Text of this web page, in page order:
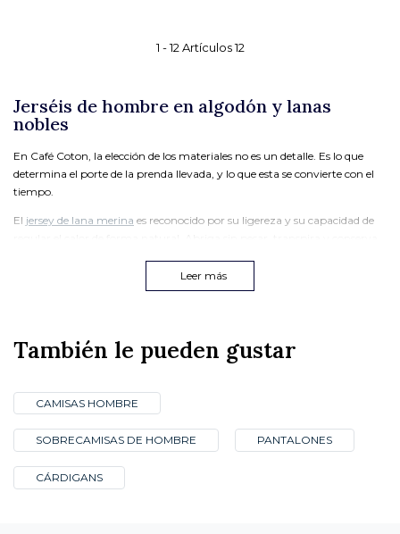
1 -12 Artículos12
Jerséis de hombre en algodón y lanas
nobles
En Café Coton, la elección de los materiales no es un detalle. Es lo que
determina el porte de la prenda llevada, y lo que esta se convierte con el
tiempo.
El jersey de lana merina es reconocido por su ligereza y su capacidad de
temperatura del cuerpo, que os acompaña durante todo el día.
inmediata al tacto y una excelente resistencia en el tiempo. Un jersey de
lana de cordero conserva su estructura y su aspecto, temporada tras
El jersey de algodón hombre es la prenda de entretiempo por excelencia.
excesiva.
Esta herencia en la elección de los materiales es la de una casa formada
en la exigencia textil. En Café Coton, la misma atención dedicada a la
Leer más
También le pueden gustar
CAMISAS HOMBRE
SOBRECAMISAS DE HOMBRE PANTALONES
CÁRDIGANS